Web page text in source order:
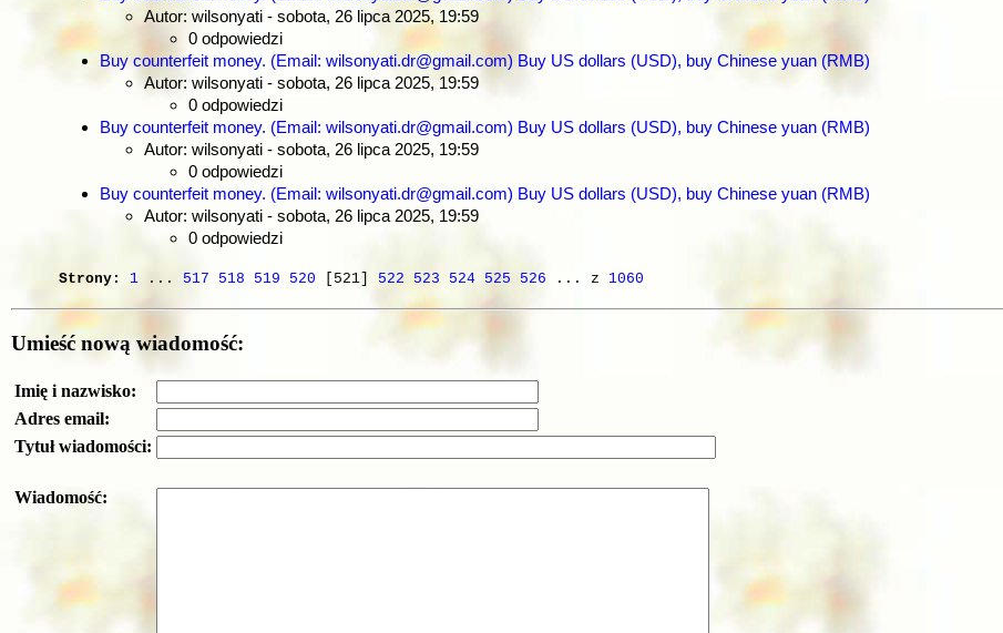
Autor: wilsonyati - sobota, 26 lipca 2025, 19:59
0 odpowiedzi
Buy counterfeit money. (Email: wilsonyati.dr@gmail.com) Buy US dollars (USD), buy Chinese yuan (RMB)
Autor: wilsonyati - sobota, 26 lipca 2025, 19:59
0 odpowiedzi
Buy counterfeit money. (Email: wilsonyati.dr@gmail.com) Buy US dollars (USD), buy Chinese yuan (RMB)
Autor: wilsonyati - sobota, 26 lipca 2025, 19:59
0 odpowiedzi
Buy counterfeit money. (Email: wilsonyati.dr@gmail.com) Buy US dollars (USD), buy Chinese yuan (RMB)
Autor: wilsonyati - sobota, 26 lipca 2025, 19:59
0 odpowiedzi
Strony: 1 ... 517 518 519 520 [521] 522 523 524 525 526 ... z 1060
Umieść nową wiadomość:
Imię i nazwisko:
Adres email:
Tytuł wiadomości:
Wiadomość: